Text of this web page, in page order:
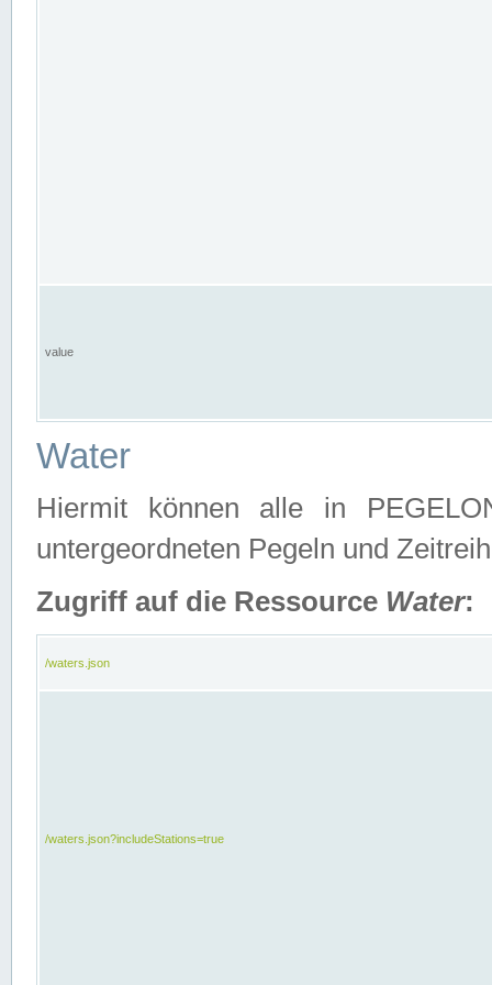
value
Water
Hiermit können alle in
untergeordneten Pegeln und
Zugriff auf die Ressource Water:
/waters.json
/waters.json?includeStations=true